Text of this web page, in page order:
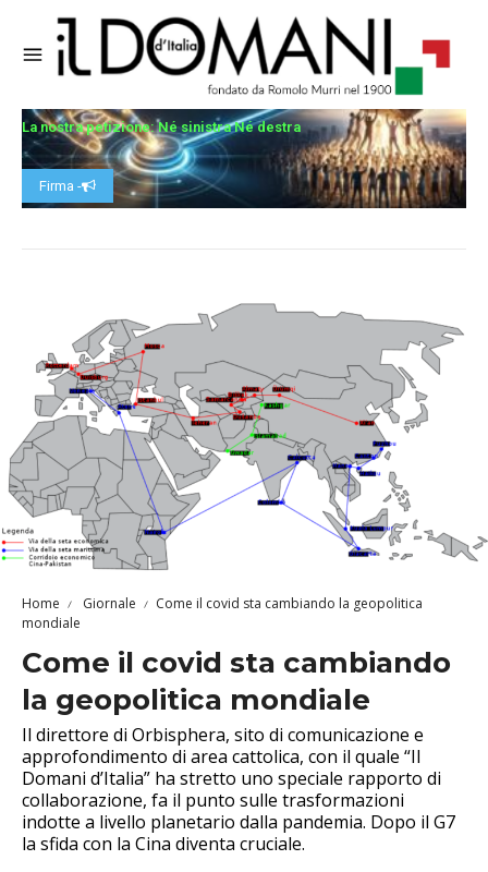
La nostra petizione: Né sinistra Né destra
Firma -
Home Giornale
Come il covid sta cambiando la geopolitica
mondiale
Come il covid sta cambiando
la geopolitica mondiale
Il direttore di Orbisphera, sito di comunicazione e
approfondimento di area cattolica, con il quale “Il
Domani d’Italia” ha stretto uno speciale rapporto di
collaborazione, fa il punto sulle trasformazioni
indotte a livello planetario dalla pandemia. Dopo il G7
la sfida con la Cina diventa cruciale.